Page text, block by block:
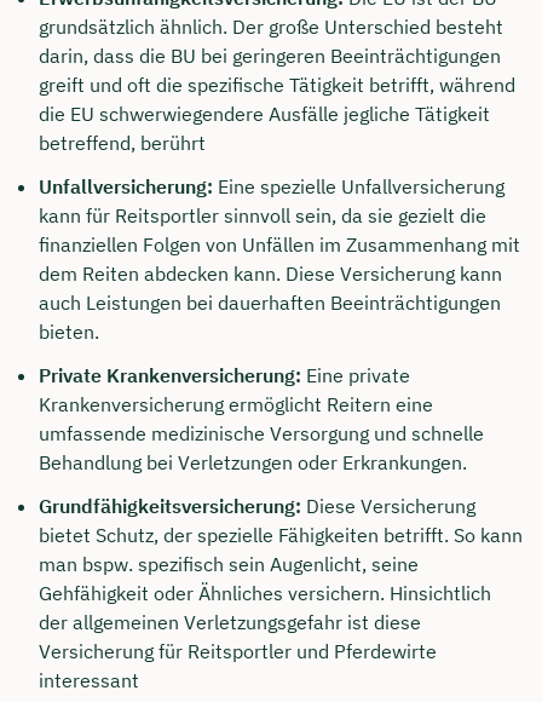
grundsätzlich ähnlich. Der große Unterschied besteht
darin, dass die BU bei geringeren Beeinträchtigungen
greift und oft die spezifische Tätigkeit betrifft, während
die EU schwerwiegendere Ausfälle jegliche Tätigkeit
betreffend, berührt
Unfallversicherung: Eine spezielle Unfallversicherung
kann für Reitsportler sinnvoll sein, da sie gezielt die
finanziellen Folgen von Unfällen im Zusammenhang mit
dem Reiten abdecken kann. Diese Versicherung kann
auch Leistungen bei dauerhaften Beeinträchtigungen
bieten.
Private Krankenversicherung: Eine private
Krankenversicherung ermöglicht Reitern eine
umfassende medizinische Versorgung und schnelle
Behandlung bei Verletzungen oder Erkrankungen.
Grundfähigkeitsversicherung: Diese Versicherung
bietet Schutz, der spezielle Fähigkeiten betrifft. So kann
man bspw. spezifisch sein Augenlicht, seine
Gehfähigkeit oder Ähnliches versichern. Hinsichtlich
der allgemeinen Verletzungsgefahr ist diese
Versicherung für Reitsportler und Pferdewirte
interessant